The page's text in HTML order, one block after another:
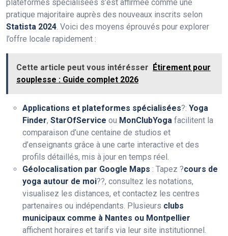
plateformes spécialisées s’est affirmée comme une
pratique majoritaire auprès des nouveaux inscrits selon
Statista 2024. Voici des moyens éprouvés pour explorer
l’offre locale rapidement :
Cette article peut vous intérésser
Étirement pour
souplesse : Guide complet 2026
Applications et plateformes spécialisées?: Yoga
Finder, StarOfService ou MonClubYoga facilitent la
comparaison d’une centaine de studios et
d’enseignants grâce à une carte interactive et des
profils détaillés, mis à jour en temps réel.
Géolocalisation par Google Maps : Tapez ?cours de
yoga autour de moi??, consultez les notations,
visualisez les distances, et contactez les centres
partenaires ou indépendants. Plusieurs clubs
municipaux comme à Nantes ou Montpellier
affichent horaires et tarifs via leur site institutionnel.